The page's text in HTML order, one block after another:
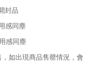
封品
感同塵
感同塵
如出現商品售罄情況，會